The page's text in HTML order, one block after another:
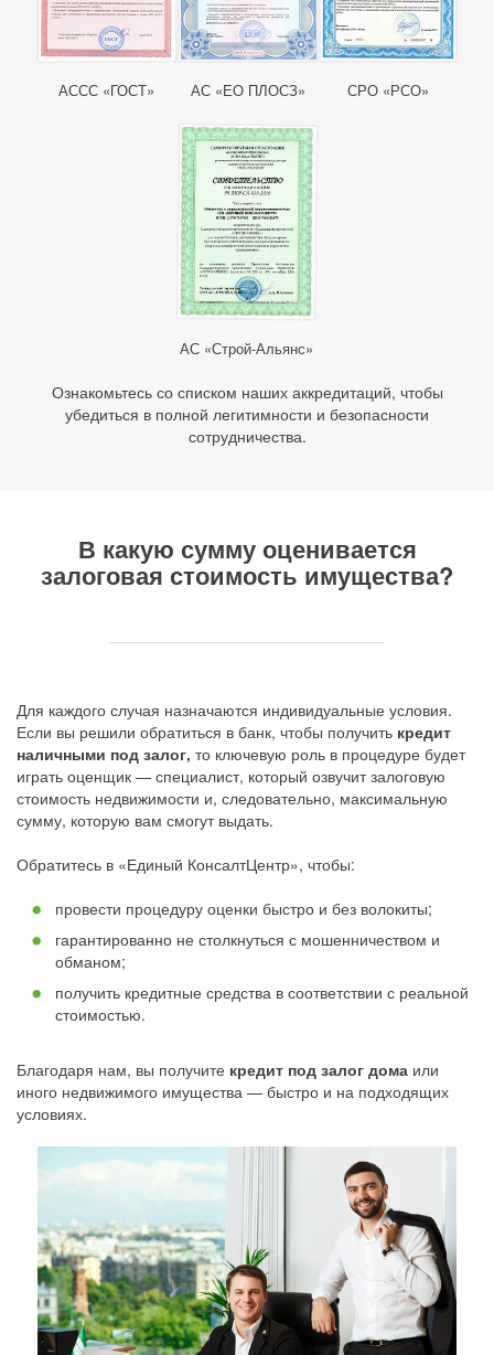
АССС «ГОСТ» АС «ЕО ПЛОСЗ» СРО «РСО»
АС «Строй-Альянс»
Ознакомьтесь со списком наших аккредитаций, чтобы
убедиться в полной легитимности и безопасности
сотрудничества.
В какую сумму оценивается
залоговая стоимость имущества?
Для каждого случая назначаются индивидуальные условия.
Если вы решили обратиться в банк, чтобы получить кредит
наличными под залог, то ключевую роль в процедуре будет
играть оценщик — специалист, который озвучит залоговую
стоимость недвижимости и, следовательно, максимальную
сумму, которую вам смогут выдать.
Обратитесь в «Единый КонсалтЦентр», чтобы:
провести процедуру оценки быстро и без волокиты;
гарантированно не столкнуться с мошенничеством и
обманом;
получить кредитные средства в соответствии с реальной
стоимостью.
Благодаря нам, вы получите кредит под залог дома или
иного недвижимого имущества — быстро и на подходящих
условиях.